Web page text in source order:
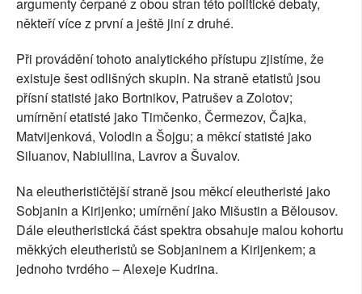
argumenty čerpané z obou stran této politické debaty,
někteří více z první a ještě jiní z druhé.
Při provádění tohoto analytického přístupu zjistíme, že
existuje šest odlišných skupin. Na straně etatistů jsou
přísní statisté jako Bortnikov, Patrušev a Zolotov;
umírnění etatisté jako Timčenko, Čermezov, Čajka,
Matvijenková, Volodin a Šojgu; a měkcí statisté jako
Siluanov, Nabiullina, Lavrov a Šuvalov.
Na eleutherističtější straně jsou měkcí eleutheristé jako
Sobjanin a Kirijenko; umírnění jako Mišustin a Bělousov.
Dále eleutheristická část spektra obsahuje malou kohortu
měkkých eleutheristů se Sobjaninem a Kirijenkem; a
jednoho tvrdého – Alexeje Kudrina.